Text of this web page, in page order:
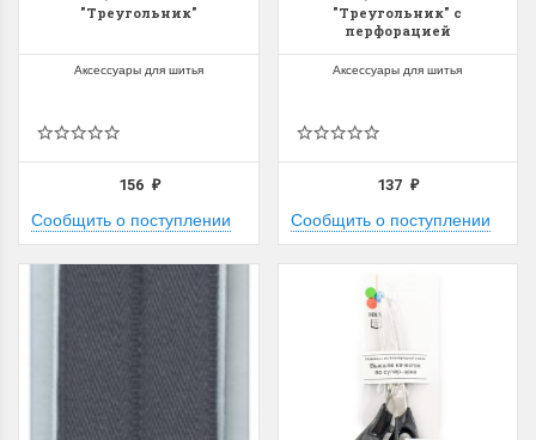
Летние Скидки
!! СКИДКА 20% ‼️ с 1 до 3 июня в
честь первого летнего дня
Чудетство...
Раритеты Дим.
На сайте пополнение
Dimensions
Спешите купить...
"Треугольник"
Аксессуары для шитья
156 ₽
Сообщить о поступлении
"Треугольник" с
перфорацией
Аксессуары для шитья
137₽
Сообщить о поступлении